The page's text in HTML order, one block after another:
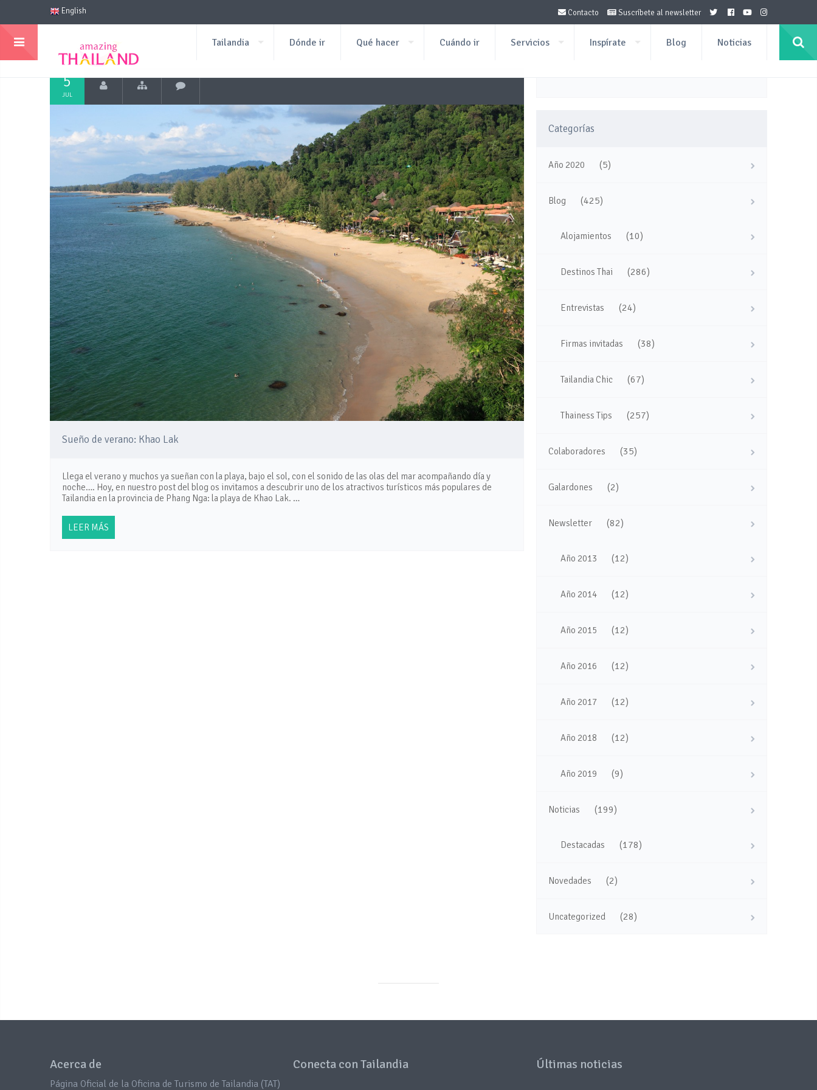
English Contacto Suscríbete al newsletter
Tailandia Dónde ir Qué hacer Cuándo ir Servicios Inspírate Blog Noticias
5
JUL
Sueño de verano: Khao Lak
Llega el verano y muchos ya sueñan con la playa, bajo el sol, con el sonido de las olas del mar acompañando día y
noche…. Hoy, en nuestro post del blog os invitamos a descubrir uno de los atractivos turísticos más populares de
Tailandia en la provincia de Phang Nga: la playa de Khao Lak. …
LEER MÁS
Categorías
Año 2020 (5)
Blog (425)
Alojamientos (10)
Destinos Thai (286)
Entrevistas (24)
Firmas invitadas (38)
Tailandia Chic (67)
Thainess Tips (257)
Colaboradores (35)
Galardones (2)
Newsletter (82)
Año 2013 (12)
Año 2014 (12)
Año 2015 (12)
Año 2016 (12)
Año 2017 (12)
Año 2018 (12)
Año 2019 (9)
Noticias (199)
Destacadas (178)
Novedades (2)
Uncategorized (28)
Acerca de
Página Oficial de la Oficina de Turismo de Tailandia (TAT)
Conecta con Tailandia Últimas noticias